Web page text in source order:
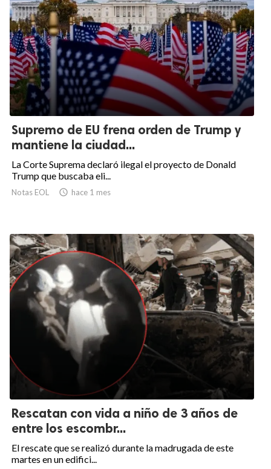
Supremo de EU frena orden de Trump y
mantiene la ciudad...
La Corte Suprema declaró ilegal el proyecto de Donald
Trump que buscaba eli...
Notas EOL  hace 1 mes
Rescatan con vida a niño de 3 años de
entre los escombr...
El rescate que se realizó durante la madrugada de este
martes en un edifici...